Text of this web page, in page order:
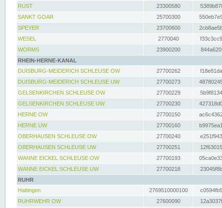
RUST
23300580
SANKT GOAR
25700300
SPEYER
23700600
WESEL
2770040
WORMS
23900200
RHEIN-HERNE-KANAL
DUISBURG-MEIDERICH SCHLEUSE OW
27700262
DUISBURG-MEIDERICH SCHLEUSE UW
27700273
GELSENKIRCHEN SCHLEUSE OW
27700229
GELSENKIRCHEN SCHLEUSE UW
27700230
HERNE OW
27700150
HERNE UW
27700160
OBERHAUSEN SCHLEUSE OW
27700240
OBERHAUSEN SCHLEUSE UW
27700251
WANNE EICKEL SCHLEUSE OW
27700193
WANNE EICKEL SCHLEUSE UW
27700218
RUHR
Hattingen
2769510000100
RUHRWEHR OW
27600090